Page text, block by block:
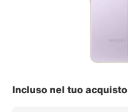
Incluso nel tuo acquisto